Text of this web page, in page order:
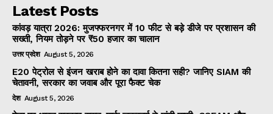
Latest Posts
कांवड़ यात्रा 2026: मुजफ्फरनगर में 10 फीट से बड़े डीजे पर प्रशासन की
सख्ती, नियम तोड़ने पर ₹50 हजार का चालान
उत्तर प्रदेश August 5, 2026
E20 पेट्रोल से इंजन खराब होने का दावा कितना सही? जानिए SIAM की
चेतावनी, सरकार का जवाब और पूरा फैक्ट चेक
देश August 5, 2026